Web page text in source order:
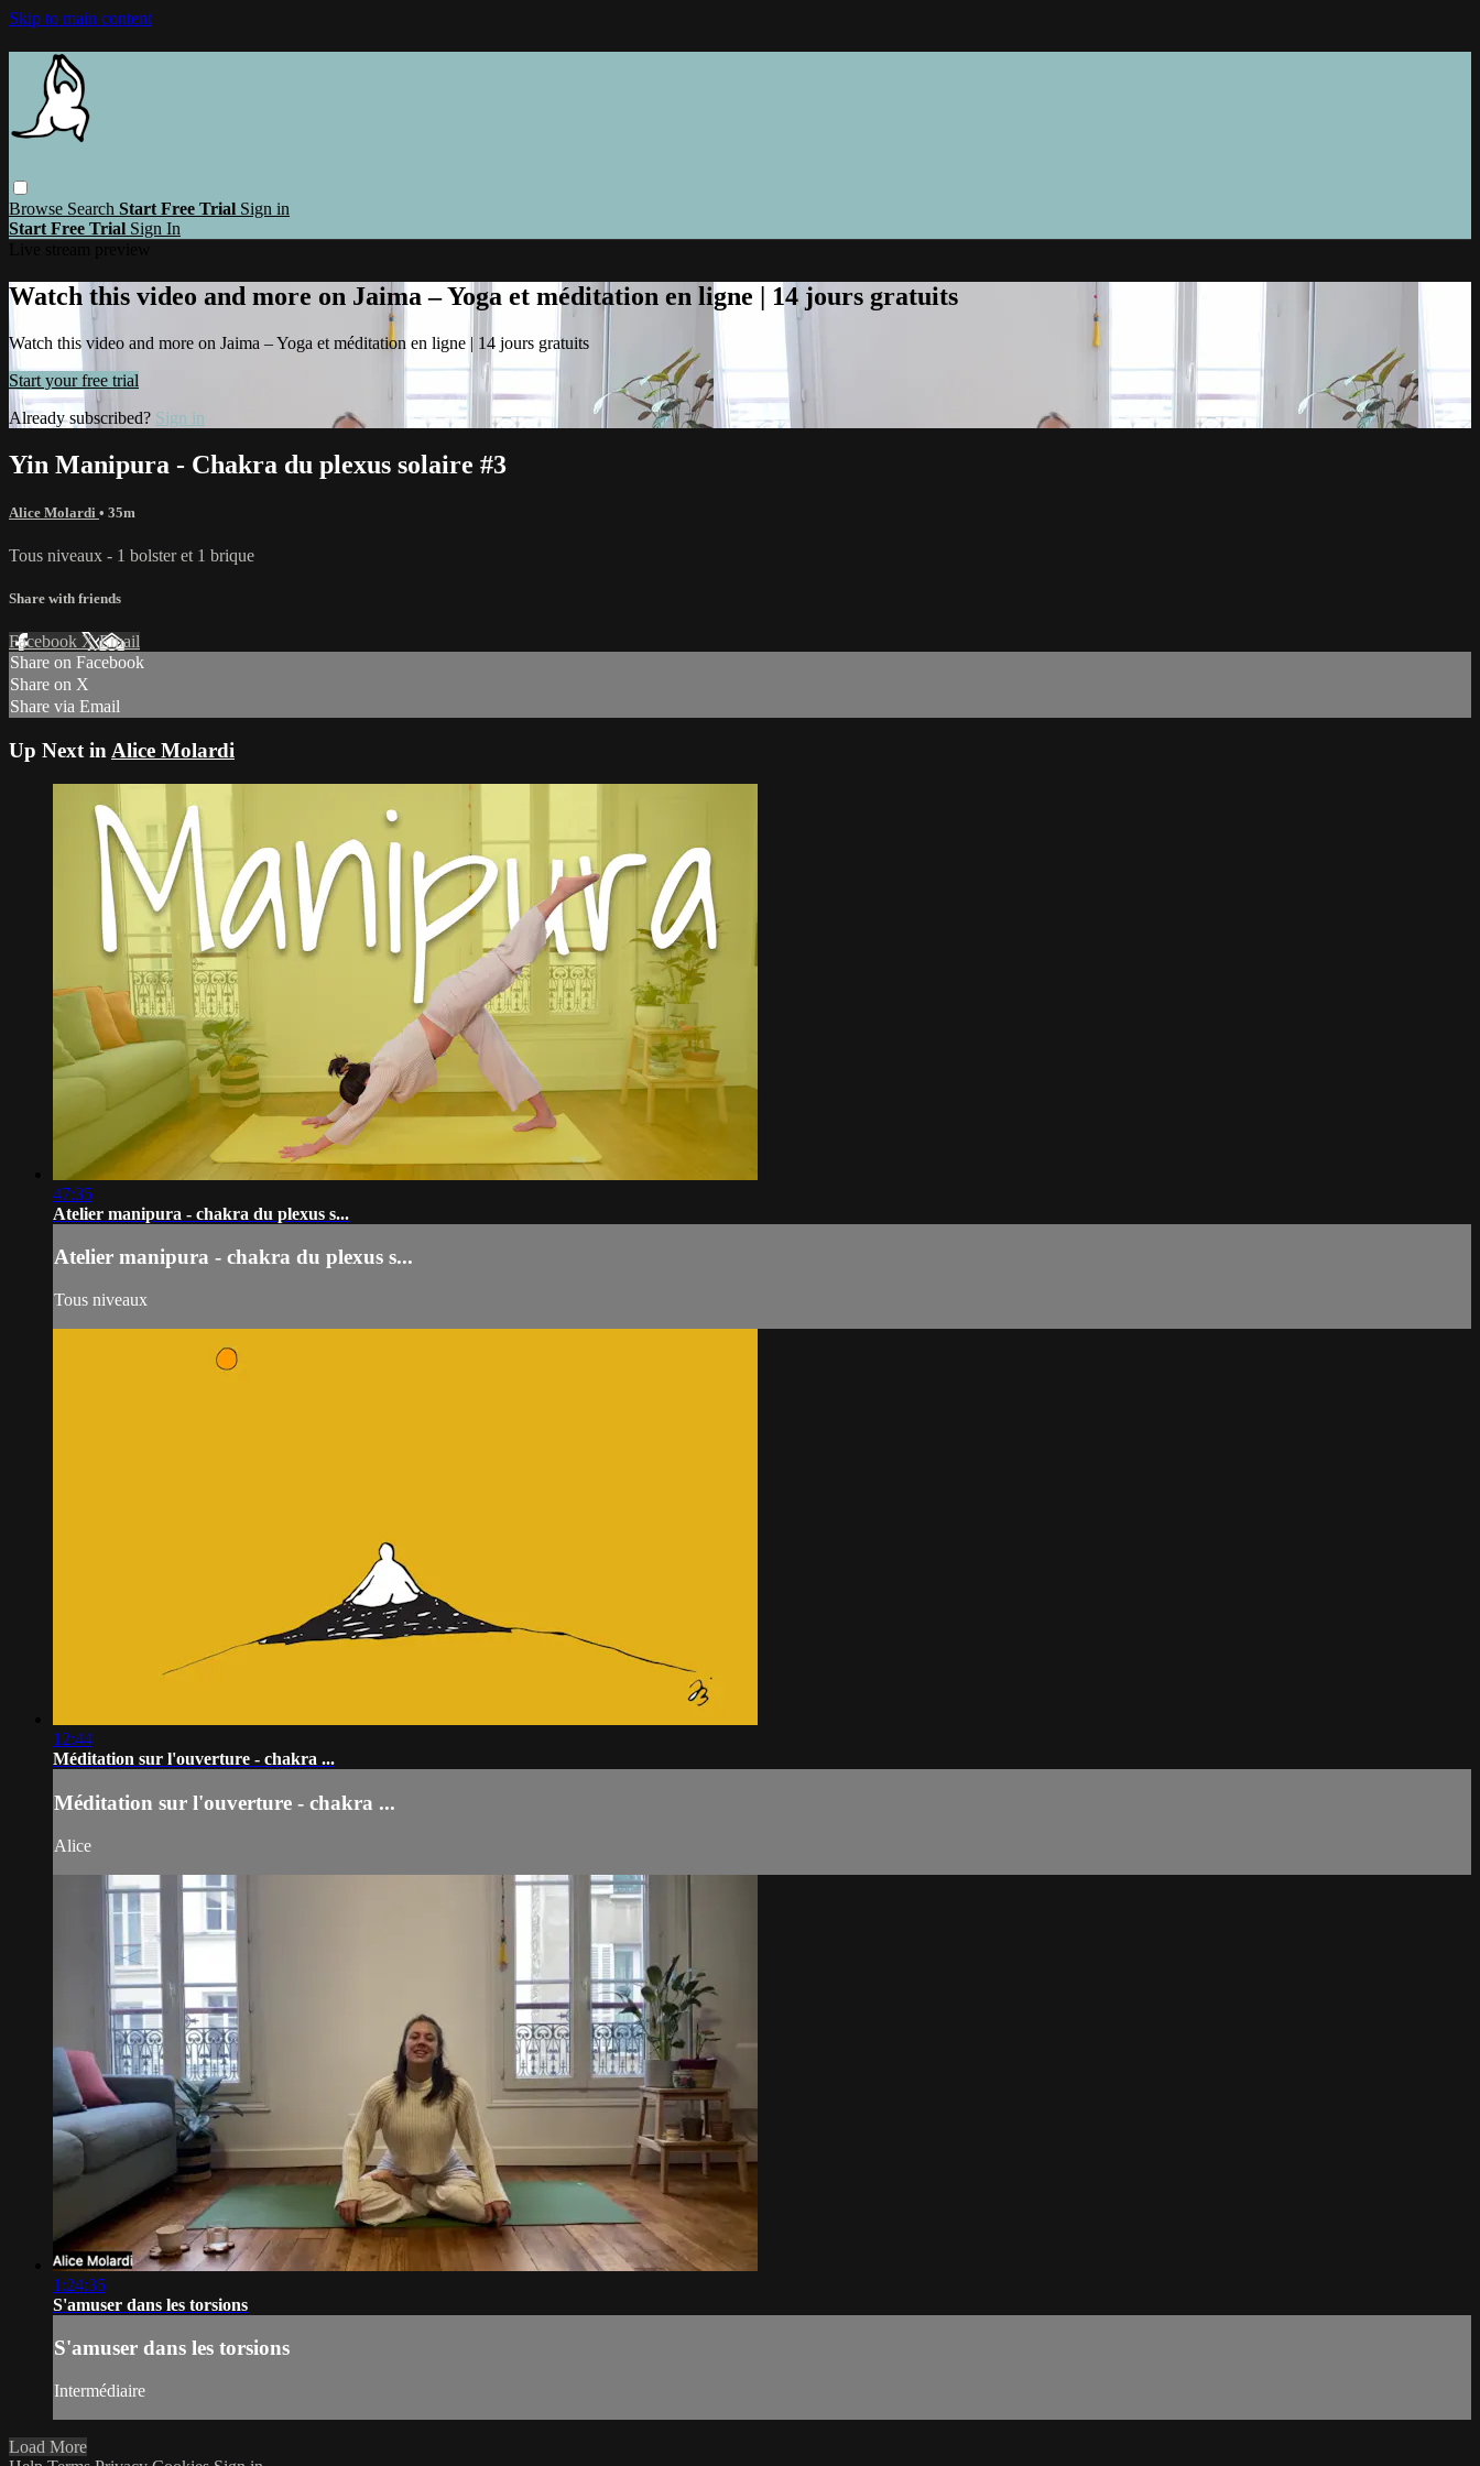
Skip to main content
Browse Search Start Free Trial Sign in
Start Free Trial Sign In
Watch this video and more on Jaima – Yoga et méditation en ligne | 14 jours gratuits
Watch this video and more on Jaima – Yoga et méditation en ligne | 14 jours gratuits
Start your free trial
Already subscribed? Sign in
Yin Manipura - Chakra du plexus solaire #3
Alice Molardi • 35m
Tous niveaux - 1 bolster et 1 brique
Share with friends
Facebook XEmail
Share on Facebook
Share on X
Share via Email
Up Next in Alice Molardi
47:35
Atelier manipura - chakra du plexus s...
Atelier manipura - chakra du plexus s...
Tous niveaux
12:44
Méditation sur l'ouverture - chakra ...
Méditation sur l'ouverture - chakra ...
Alice
1:24:35
S'amuser dans les torsions
S'amuser dans les torsions
Intermédiaire
Load More